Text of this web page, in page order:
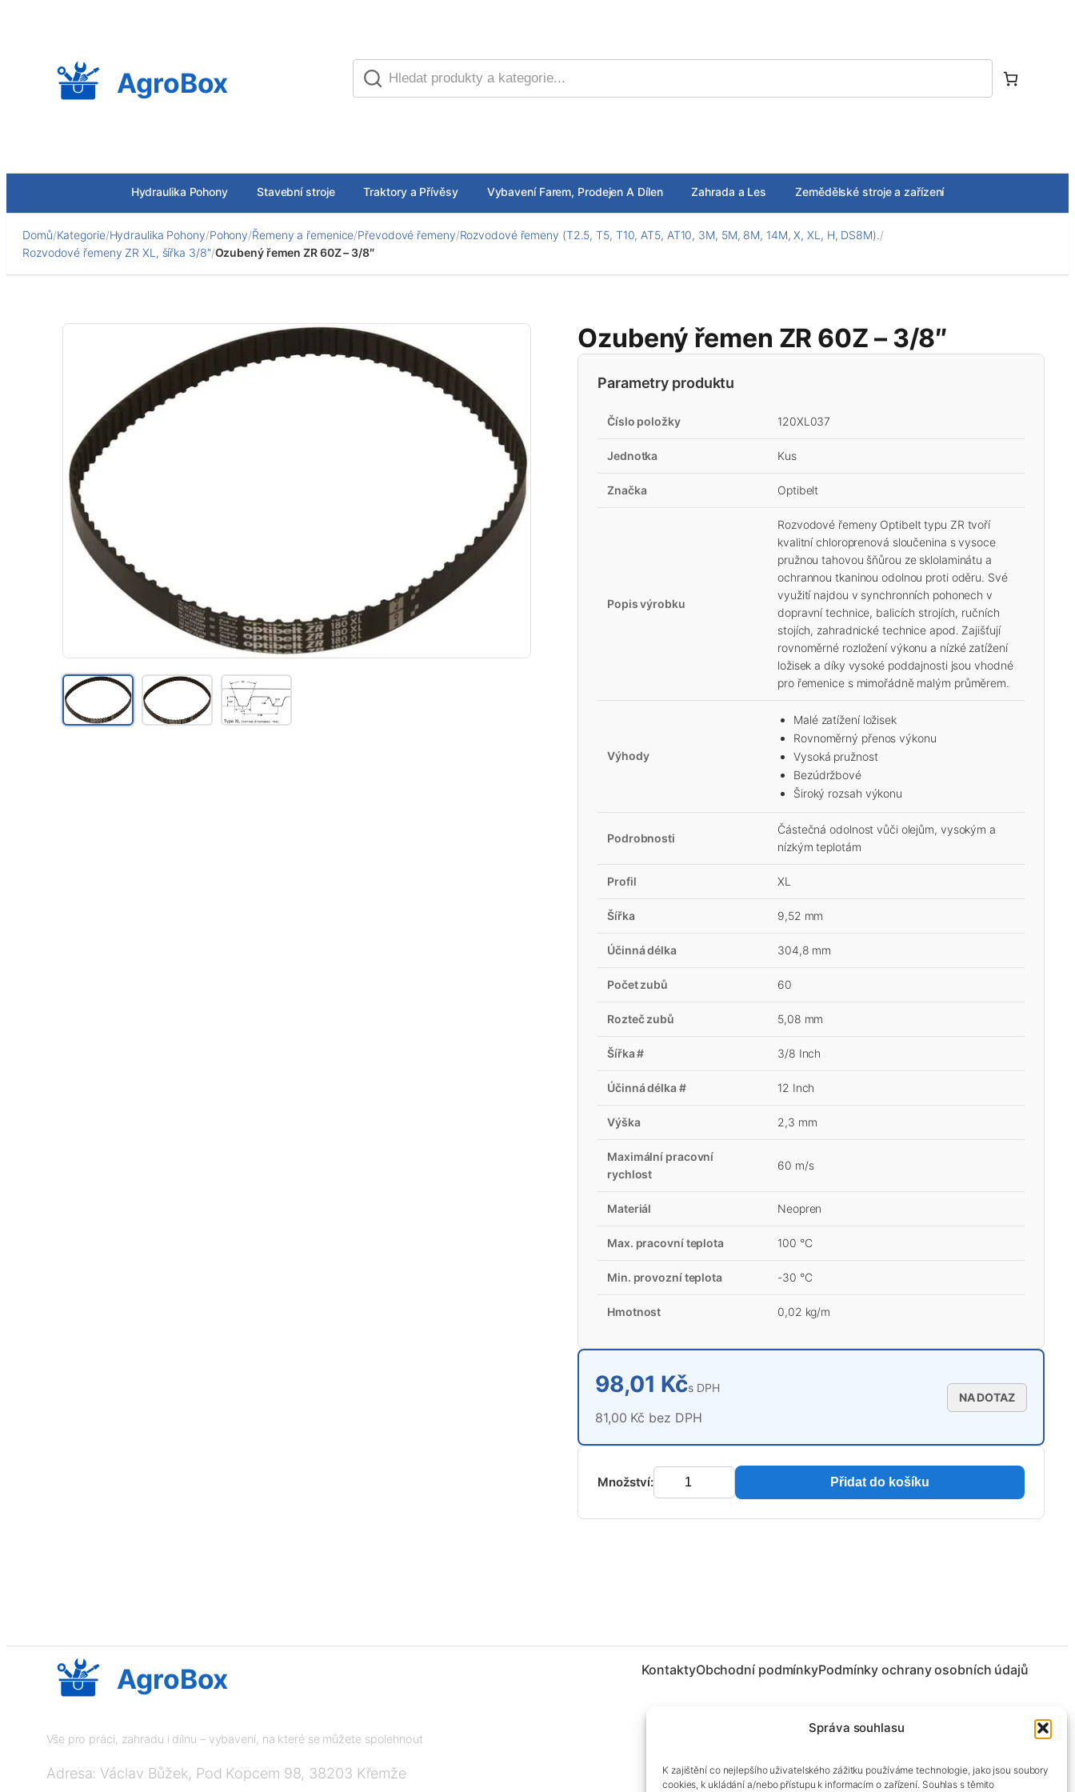
Správa souhlasu
K zajištění co nejlepšího uživatelského zážitku používáme technologie, jako jsou soubory
cookies, k ukládání a/nebo přístupu k informacím o zařízení. Souhlas s těmito
AgroBox
Hydraulika Pohony Stavební stroje Traktory a Přívěsy Vybavení Farem, Prodejen A Dílen Zahrada a Les Zemědělské stroje a zařízení
Domů/Kategorie/Hydraulika Pohony/Pohony/Řemeny a řemenice/Převodové řemeny/Rozvodové řemeny (T2.5, T5, T10, AT5, AT10, 3M, 5M, 8M, 14M, X, XL, H, DS8M)./
Rozvodové řemeny ZR XL, šířka 3/8″/Ozubený řemen ZR 60Z – 3/8″
Ozubený řemen ZR 60Z – 3/8″
Parametry produktu
Číslo položky 120XL037
Jednotka Kus
Značka Optibelt
Popis výrobku
Rozvodové řemeny Optibelt typu ZR tvoří
kvalitní chloroprenová sloučenina s vysoce
pružnou tahovou šňůrou ze sklolaminátu a
ochrannou tkaninou odolnou proti oděru. Své
využití najdou v synchronních pohonech v
dopravní technice, balicích strojích, ručních
stojích, zahradnické technice apod. Zajišťují
rovnoměrné rozložení výkonu a nízké zatížení
ložisek a díky vysoké poddajnosti jsou vhodné
pro řemenice s mimořádně malým průměrem.
Výhody
Malé zatížení ložisek
Rovnoměrný přenos výkonu
Vysoká pružnost
Bezúdržbové
Široký rozsah výkonu
Podrobnosti
Částečná odolnost vůči olejům, vysokým a
nízkým teplotám
Profil XL
Šířka 9,52 mm
Účinná délka 304,8 mm
Počet zubů 60
Rozteč zubů 5,08 mm
Šířka # 3/8 Inch
Účinná délka # 12 Inch
Výška 2,3 mm
Maximální pracovní
rychlost
60 m/s
Materiál Neopren
Max. pracovní teplota 100 °C
Min. provozní teplota -30 °C
Hmotnost 0,02 kg/m
98,01 Kčs DPH
81,00 Kč bez DPH
NA DOTAZ
Množství: Přidat do košíku
AgroBox
Vše pro práci, zahradu i dílnu – vybavení, na které se můžete spolehnout
Adresa: Václav Bůžek, Pod Kopcem 98, 38203 Křemže
KontaktyObchodní podmínkyPodmínky ochrany osobních údajů